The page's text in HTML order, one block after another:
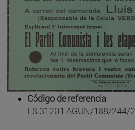
Código de referencia
ES.31201.AGUN/188/244/2